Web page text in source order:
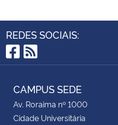
REDES SOCIAIS:
Facebook
RSS
CAMPUS SEDE
Av. Roraima nº 1000
Cidade Universitária